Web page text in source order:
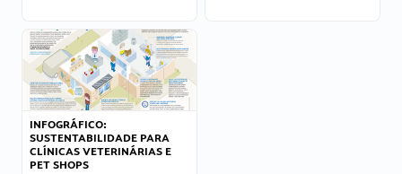
INFOGRÁFICO:
SUSTENTABILIDADE PARA
CLÍNICAS VETERINÁRIAS E
PET SHOPS